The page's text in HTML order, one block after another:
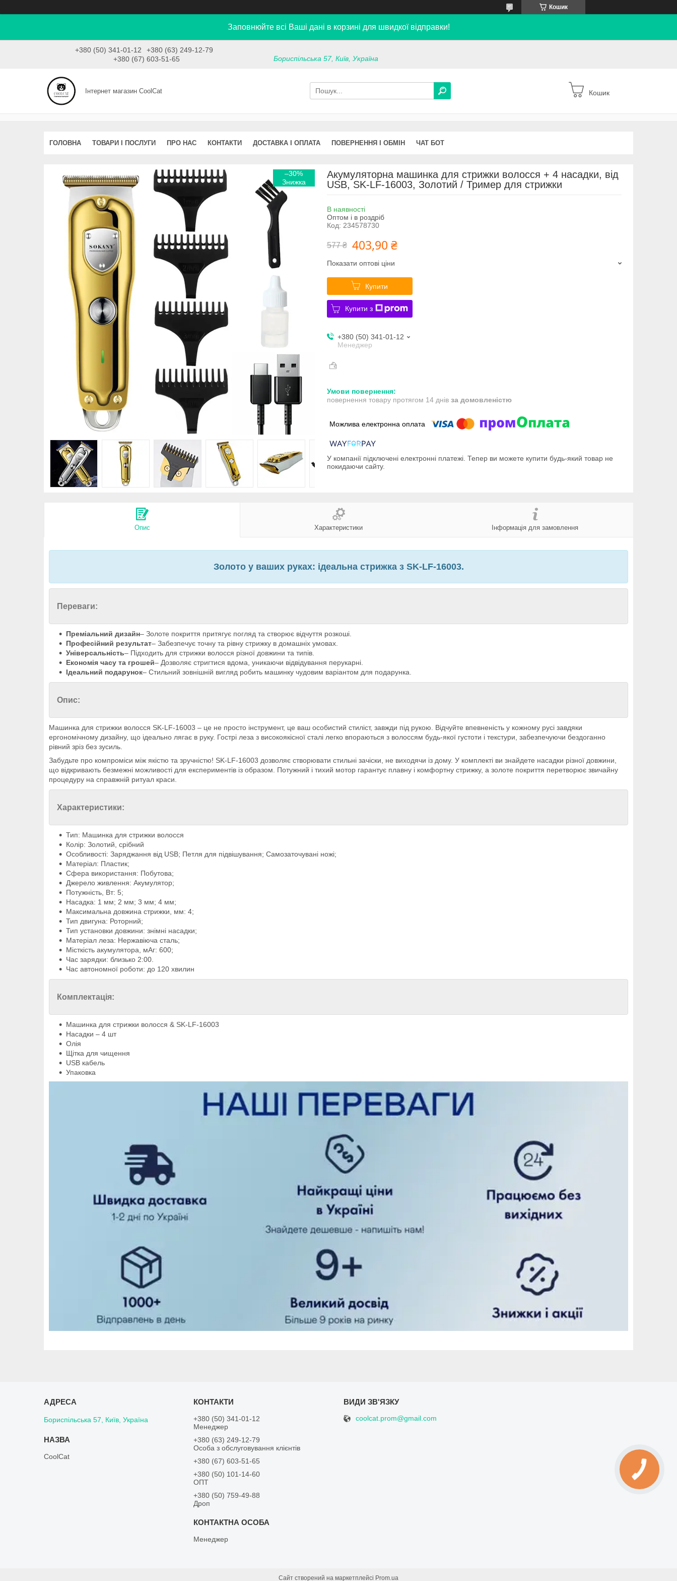
Кошик
Заповнюйте всі Ваші дані в корзині для швидкої відправки!
+380 (50) 341-01-12
+380 (63) 249-12-79
+380 (67) 603-51-65
Бориспільська 57, Київ, Україна
Інтернет магазин CoolCat Кошик
ГОЛОВНА ТОВАРИ І ПОСЛУГИ ПРО НАС КОНТАКТИ ДОСТАВКА І ОПЛАТА ПОВЕРНЕННЯ І ОБМІН ЧАТ БОТ
–30%
Акумуляторна машинка для стрижки волосся + 4 насадки, від
USB, SK-LF-16003, Золотий / Тример для стрижки
В наявності
Оптом і в роздріб
Код: 234578730
577 ₴ 403,90 ₴
Показати оптові ціни
Купити
Купити з
+380 (50) 341-01-12
Менеджер
повернення товару протягом 14 днів за домовленістю
У компанії підключені електронні платежі. Тепер ви можете купити будь-який товар не
покидаючи сайту.
Опис Характеристики Інформація для замовлення
Золото у ваших руках: ідеальна стрижка з SK-LF-16003.
Переваги:
Преміальний дизайн– Золоте покриття притягує погляд та створює відчуття розкоші.
Професійний результат– Забезпечує точну та рівну стрижку в домашніх умовах.
Універсальність– Підходить для стрижки волосся різної довжини та типів.
Економія часу та грошей– Дозволяє стригтися вдома, уникаючи відвідування перукарні.
Ідеальний подарунок– Стильний зовнішній вигляд робить машинку чудовим варіантом для подарунка.
Опис:
Машинка для стрижки волосся SK-LF-16003 – це не просто інструмент, це ваш особистий стиліст, завжди під рукою. Відчуйте впевненість у кожному русі завдяки
ергономічному дизайну, що ідеально лягає в руку. Гострі леза з високоякісної сталі легко впораються з волоссям будь-якої густоти і текстури, забезпечуючи бездоганно
рівний зріз без зусиль.
Забудьте про компроміси між якістю та зручністю! SK-LF-16003 дозволяє створювати стильні зачіски, не виходячи із дому. У комплекті ви знайдете насадки різної довжини,
що відкривають безмежні можливості для експериментів із образом. Потужний і тихий мотор гарантує плавну і комфортну стрижку, а золоте покриття перетворює звичайну
процедуру на справжній ритуал краси.
Характеристики:
Тип: Машинка для стрижки волосся
Колір: Золотий, срібний
Особливості: Заряджання від USB; Петля для підвішування; Самозаточувані ножі;
Матеріал: Пластик;
Сфера використання: Побутова;
Джерело живлення: Акумулятор;
Потужність, Вт: 5;
Насадка: 1 мм; 2 мм; 3 мм; 4 мм;
Максимальна довжина стрижки, мм: 4;
Тип двигуна: Роторний;
Тип установки довжини: знімні насадки;
Матеріал леза: Нержавіюча сталь;
Місткість акумулятора, мАг: 600;
Час зарядки: близько 2:00.
Час автономної роботи: до 120 хвилин
Комплектація:
Машинка для стрижки волосся & SK-LF-16003
Насадки – 4 шт
Олія
Щітка для чищення
USB кабель
Упаковка
Бориспільська 57, Київ, Україна
CoolCat
+380 (50) 341-01-12
Менеджер
+380 (63) 249-12-79
Особа з обслуговування клієнтів
+380 (67) 603-51-65
+380 (50) 101-14-60
ОПТ
+380 (50) 759-49-88
Дроп
Менеджер
coolcat.prom@gmail.com
Сайт створений на маркетплейсі Prom.ua